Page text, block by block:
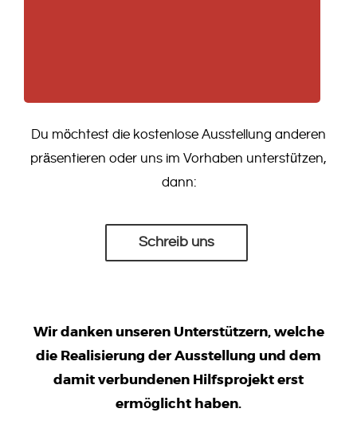
Du möchtest die kostenlose Ausstellung anderen
präsentieren oder uns im Vorhaben unterstützen,
dann:
Schreib uns
Wir danken unseren Unterstützern, welche
die Realisierung der Ausstellung und dem
damit verbundenen Hilfsprojekt erst
ermöglicht haben.